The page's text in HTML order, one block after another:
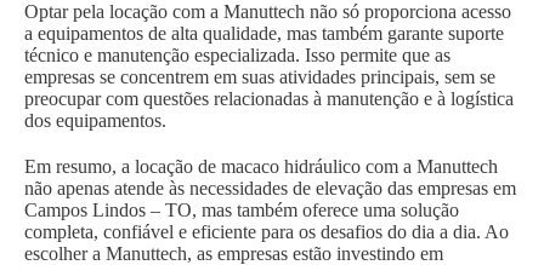
Optar pela locação com a Manuttech não só proporciona acesso
a equipamentos de alta qualidade, mas também garante suporte
técnico e manutenção especializada. Isso permite que as
empresas se concentrem em suas atividades principais, sem se
preocupar com questões relacionadas à manutenção e à logística
dos equipamentos.
Em resumo, a locação de macaco hidráulico com a Manuttech
não apenas atende às necessidades de elevação das empresas em
Campos Lindos – TO, mas também oferece uma solução
completa, confiável e eficiente para os desafios do dia a dia. Ao
escolher a Manuttech, as empresas estão investindo em